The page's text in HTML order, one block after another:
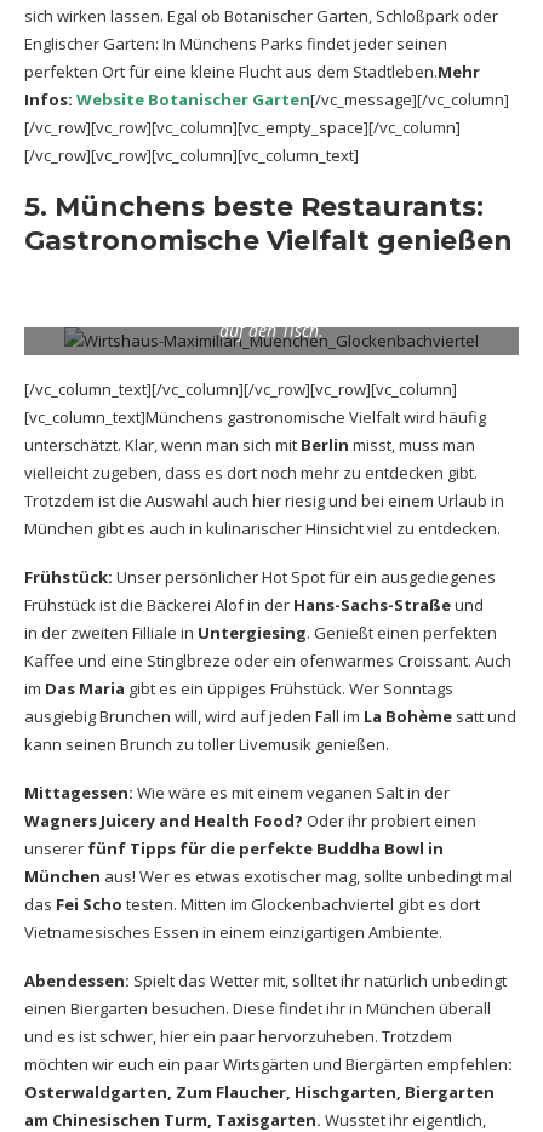
sich wirken lassen. Egal ob Botanischer Garten, Schloßpark oder
Englischer Garten: In Münchens Parks findet jeder seinen
perfekten Ort für eine kleine Flucht aus dem Stadtleben.Mehr
Infos: Website Botanischer Garten[/vc_message][/vc_column]
[/vc_row][vc_row][vc_column][vc_empty_space][/vc_column]
[/vc_row][vc_row][vc_column][vc_column_text]
5. Münchens beste Restaurants:
Gastronomische Vielfalt genießen
auf den Tisch.
[/vc_column_text][/vc_column][/vc_row][vc_row][vc_column]
[vc_column_text]Münchens gastronomische Vielfalt wird häufig
unterschätzt. Klar, wenn man sich mit Berlin misst, muss man
vielleicht zugeben, dass es dort noch mehr zu entdecken gibt.
Trotzdem ist die Auswahl auch hier riesig und bei einem Urlaub in
München gibt es auch in kulinarischer Hinsicht viel zu entdecken.
Frühstück: Unser persönlicher Hot Spot für ein ausgediegenes
Frühstück ist die Bäckerei Alof in der Hans-Sachs-Straßeund
in der zweiten Filliale in Untergiesing. Genießt einen perfekten
Kaffee und eine Stinglbreze oder ein ofenwarmes Croissant. Auch
im Das Maria gibt es ein üppiges Frühstück. Wer Sonntags
ausgiebig Brunchen will, wird auf jeden Fall im La Bohème satt und
kann seinen Brunch zu toller Livemusik genießen.
Mittagessen: Wie wäre es mit einem veganen Salt in der
Wagners Juicery and Health Food? Oder ihr probiert einen
unserer fünf Tipps für die perfekte Buddha Bowl in
München aus! Wer es etwas exotischer mag, sollte unbedingt mal
das Fei Scho testen. Mitten im Glockenbachviertel gibt es dort
Vietnamesisches Essen in einem einzigartigen Ambiente.
Abendessen: Spielt das Wetter mit, solltet ihr natürlich unbedingt
einen Biergarten besuchen. Diese findet ihr in München überall
und es ist schwer, hier ein paar hervorzuheben. Trotzdem
möchten wir euch ein paar Wirtsgärten und Biergärten empfehlen:
Osterwaldgarten, Zum Flaucher, Hischgarten, Biergarten
am Chinesischen Turm, Taxisgarten. Wusstet ihr eigentlich,